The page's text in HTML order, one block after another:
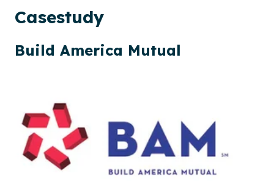
Casestudy
Build America Mutual